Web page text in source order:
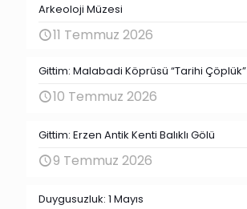
Arkeoloji Müzesi
11 Temmuz 2026
Gittim: Malabadi Köprüsü “Tarihi Çöplük”
10 Temmuz 2026
Gittim: Erzen Antik Kenti Balıklı Gölü
9 Temmuz 2026
Duygusuzluk: 1 Mayıs